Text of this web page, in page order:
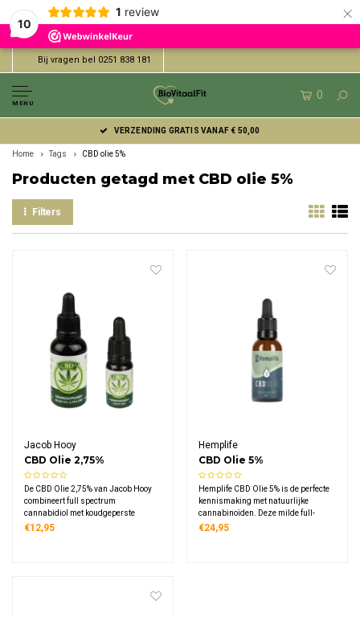
10
1 review ×
Bij vragen bel 0251 838 181
MENU
0
VERZENDING GRATIS VANAF € 50,00
Home Tags CBD olie 5%
Producten getagd met CBD olie 5%
Filters
Jacob Hooy
CBD Olie 2,75%
De CBD Olie 2,75% van Jacob Hooy
combineert full spectrum
cannabidiol met koudgeperste
hennepzaadolie. Deze Nederlandse
€12,95
Hemplife
CBD Olie 5%
Hemplife CBD Olie 5% is de perfecte
kennismaking met natuurlijke
cannabinoïden. Deze milde full-
spectrum olie combineert
€24,95